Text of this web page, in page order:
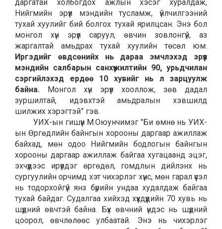
даргатай холбогдох ажлын хэсэг хуралдаж,
Нийгмийн эрүүл мэндийн тусламж, үйлчилгээний
тухай хуулийг бий болгох тухай ярилцсан. Энэ бол
монгол хүн эрүүл саруул, өвчин зовлонгүй, аз
жаргалтай амьдрах тухай хуулийн төсөл юм.
Иргэдийг өвдсөнийх нь дараа эмчлэхэд эрүүл
мэндийн салбарын санхүүжилтийн 90, урьдчилан
сэргийлэхэд ердөө 10 хувийг нь л зарцуулж
байна. Монгол хүн эрүүл хооллож, зөв дадал
зуршилтай, идэвхтэй амьдралын хэвшилд
шилжих хэрэгтэй” гэв.
УИХ-ын гишүүн М.Оюунчимэг "Би өмнө нь УИХ-
ын Өргөдлийн байнгын хорооны даргаар ажиллаж
байхад, мөн одоо Нийгмийн бодлогын байнгын
хорооны даргаар ажиллаж байгаа хугацаанд эцэг,
эхчүүдээс ирүүлдэг өргөдөл, гомдлын дийлэнх нь
сургуулийн орчимд хэт чихэрлэг хүнс, мөн гарал үүсэл
нь тодорхойгүй янз бүрийн ундаа худалдаж байгаа
тухай байдаг. Судалгаа хийхэд хүүхдүүдийн 70 хувь нь
шүдний өвчтэй байна. Бүх өвчний үндэс нь шүдний
цоорол, өвчлөлөөс улбаатай. Энэ нь чихэрлэг